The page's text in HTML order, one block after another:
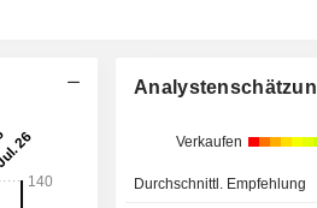
Verkaufen
Durchschnittl. Empfehlung